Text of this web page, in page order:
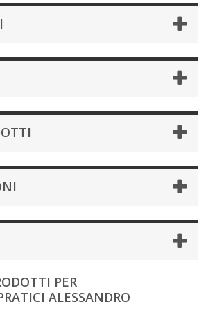
PER
ALESSANDRO